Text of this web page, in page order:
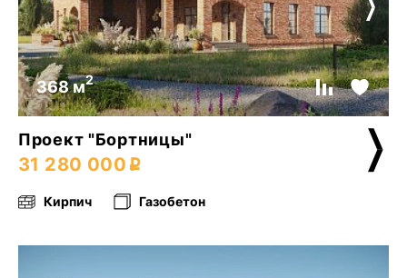
368 м2
Проект "Бортницы"
31 280 000
Кирпич Газобетон